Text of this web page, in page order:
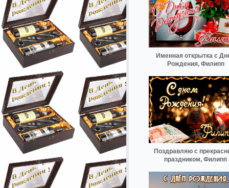
Именная открытка с
Рождения, Филипп
Поздравляю с
праздником, Филипп